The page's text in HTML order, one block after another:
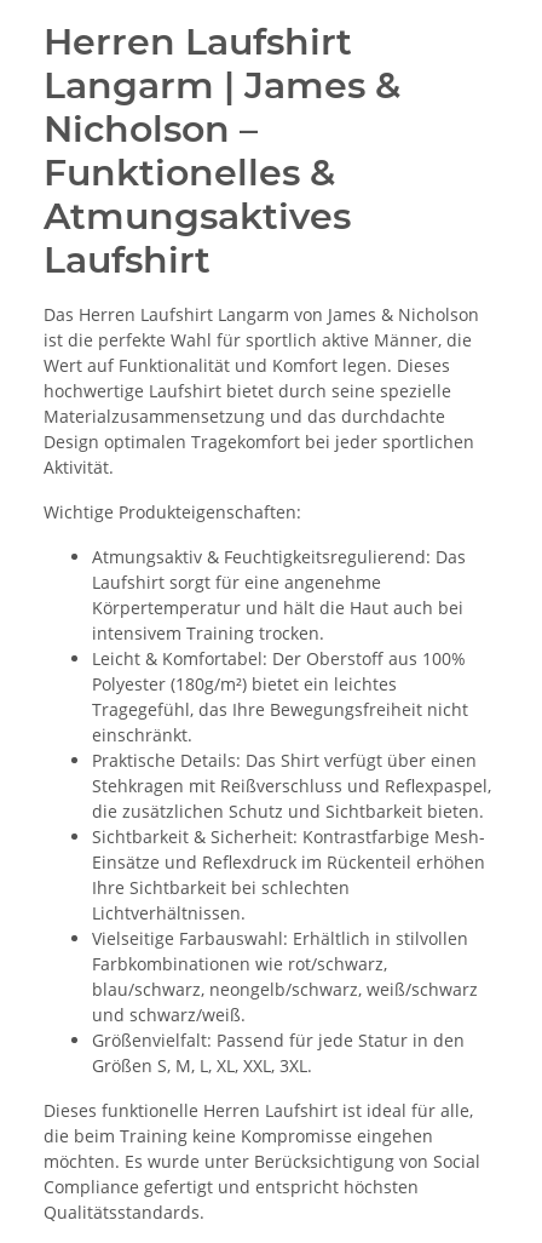
Herren Laufshirt
Langarm | James &
Nicholson –
Funktionelles &
Atmungsaktives
Laufshirt
Das Herren Laufshirt Langarm von James & Nicholson
ist die perfekte Wahl für sportlich aktive Männer, die
Wert auf Funktionalität und Komfort legen. Dieses
hochwertige Laufshirt bietet durch seine spezielle
Materialzusammensetzung und das durchdachte
Design optimalen Tragekomfort bei jeder sportlichen
Aktivität.
Wichtige Produkteigenschaften:
Atmungsaktiv & Feuchtigkeitsregulierend: Das
Laufshirt sorgt für eine angenehme
Körpertemperatur und hält die Haut auch bei
intensivem Training trocken.
Leicht & Komfortabel: Der Oberstoff aus 100%
Polyester (180g/m²) bietet ein leichtes
Tragegefühl, das Ihre Bewegungsfreiheit nicht
einschränkt.
Praktische Details: Das Shirt verfügt über einen
Stehkragen mit Reißverschluss und Reflexpaspel,
die zusätzlichen Schutz und Sichtbarkeit bieten.
Sichtbarkeit & Sicherheit: Kontrastfarbige Mesh-
Einsätze und Reflexdruck im Rückenteil erhöhen
Ihre Sichtbarkeit bei schlechten
Lichtverhältnissen.
Vielseitige Farbauswahl: Erhältlich in stilvollen
Farbkombinationen wie rot/schwarz,
blau/schwarz, neongelb/schwarz, weiß/schwarz
und schwarz/weiß.
Größenvielfalt: Passend für jede Statur in den
Größen S, M, L, XL, XXL, 3XL.
Dieses funktionelle Herren Laufshirt ist ideal für alle,
die beim Training keine Kompromisse eingehen
möchten. Es wurde unter Berücksichtigung von Social
Compliance gefertigt und entspricht höchsten
Qualitätsstandards.